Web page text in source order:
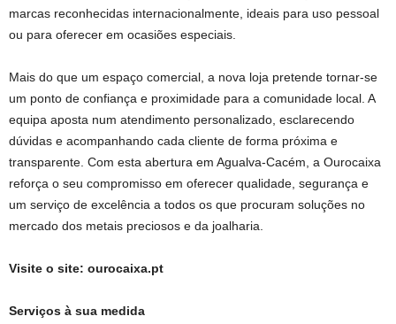
marcas reconhecidas internacionalmente, ideais para uso pessoal
ou para oferecer em ocasiões especiais.
Mais do que um espaço comercial, a nova loja pretende tornar-se
um ponto de confiança e proximidade para a comunidade local. A
equipa aposta num atendimento personalizado, esclarecendo
dúvidas e acompanhando cada cliente de forma próxima e
transparente. Com esta abertura em Agualva-Cacém, a Ourocaixa
reforça o seu compromisso em oferecer qualidade, segurança e
um serviço de excelência a todos os que procuram soluções no
mercado dos metais preciosos e da joalharia.
Visite o site: ourocaixa.pt
Serviços à sua medida